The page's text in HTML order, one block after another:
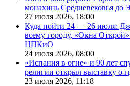
монахинь Средневековья до
27 июля 2026, 18:00
Куда пойти 24 — 26 июля:
всему городу, «Окна
ЦПКиО
24 июля 2026, 08:00
«Испания в огне» и 90 лет
религии открыл выставку о
23 июля 2026, 11:18